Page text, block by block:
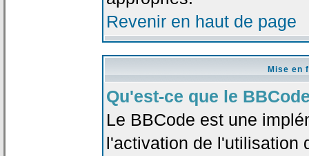
Revenir en haut de page
Mise en
Qu'est-ce que le
Le BBCode est une
l'activation de l'utilisation